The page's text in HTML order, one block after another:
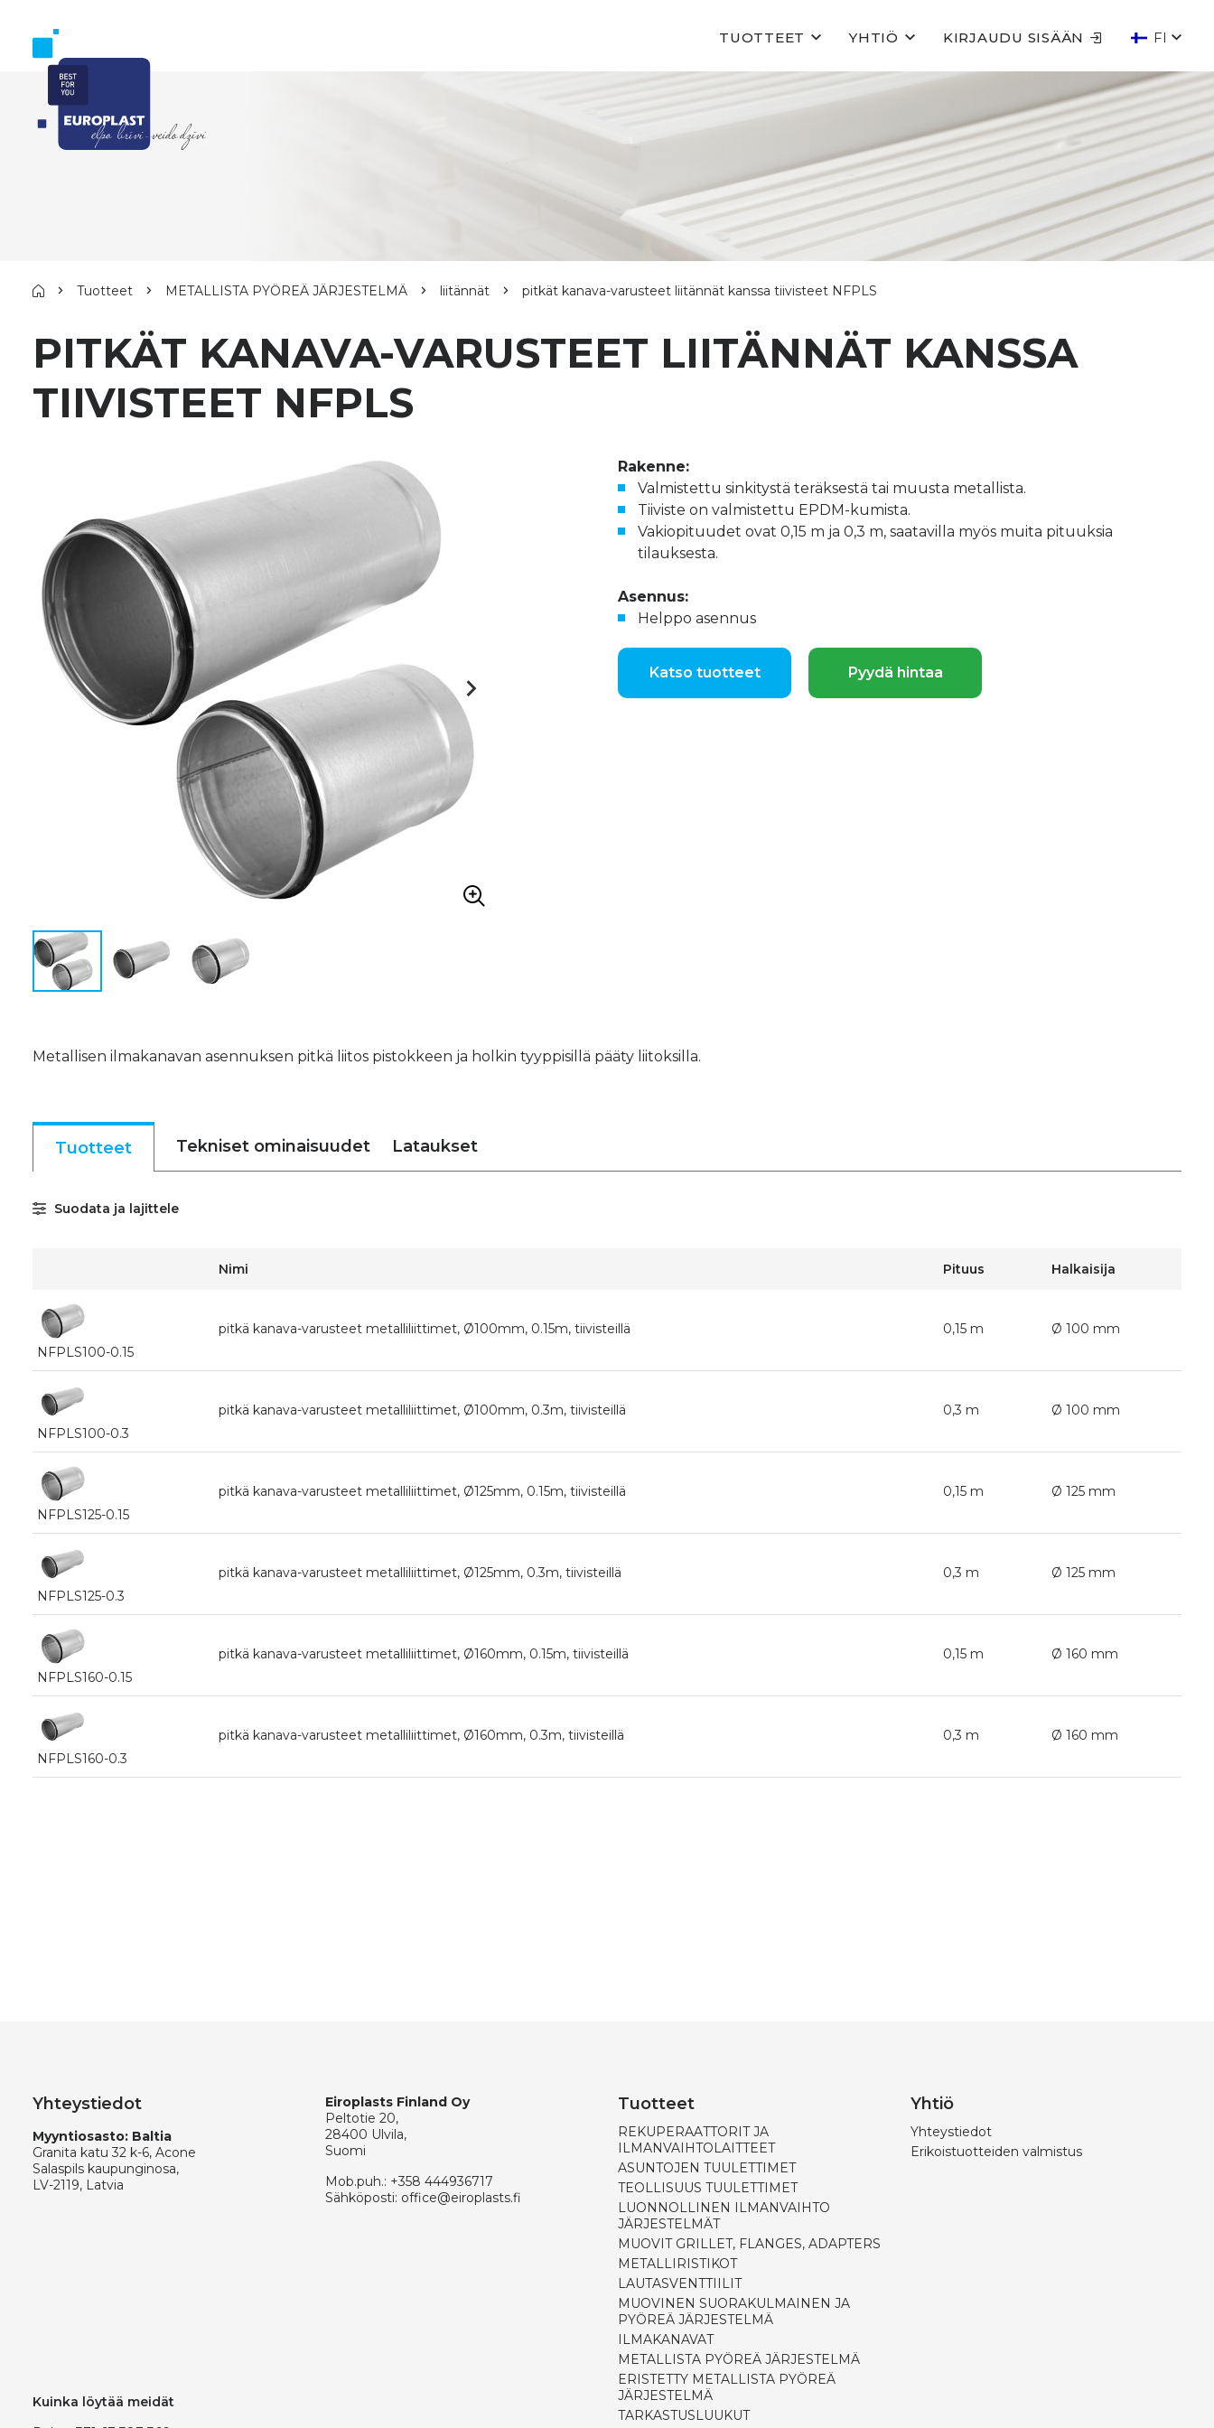
TUOTTEET YHTIÖ KIRJAUDU SISÄÄN FI
Tuotteet METALLISTA PYÖREÄ JÄRJESTELMÄ liitännät pitkät kanava-varusteet liitännät kanssa tiivisteet NFPLS
PITKÄT KANAVA-VARUSTEET LIITÄNNÄT KANSSA
TIIVISTEET NFPLS
Rakenne:
Valmistettu sinkitystä teräksestä tai muusta metallista.
Tiiviste on valmistettu EPDM-kumista.
Vakiopituudet ovat 0,15 m ja 0,3 m, saatavilla myös muita pituuksia
tilauksesta.
Asennus:
Helppo asennus
Katso tuotteet Pyydä hintaa
Metallisen ilmakanavan asennuksen pitkä liitos pistokkeen ja holkin tyyppisillä pääty liitoksilla.
Tuotteet Tekniset ominaisuudet Lataukset
Suodata ja lajittele
Nimi Pituus Halkaisija
NFPLS100-0.15
pitkä kanava-varusteet metalliliittimet, Ø100mm, 0.15m, tiivisteillä 0,15 m Ø 100 mm
NFPLS100-0.3
pitkä kanava-varusteet metalliliittimet, Ø100mm, 0.3m, tiivisteillä 0,3 m Ø 100 mm
NFPLS125-0.15
pitkä kanava-varusteet metalliliittimet, Ø125mm, 0.15m, tiivisteillä 0,15 m Ø 125 mm
NFPLS125-0.3
pitkä kanava-varusteet metalliliittimet, Ø125mm, 0.3m, tiivisteillä 0,3 m Ø 125 mm
NFPLS160-0.15
pitkä kanava-varusteet metalliliittimet, Ø160mm, 0.15m, tiivisteillä 0,15 m Ø 160 mm
NFPLS160-0.3
pitkä kanava-varusteet metalliliittimet, Ø160mm, 0.3m, tiivisteillä 0,3 m Ø 160 mm
Yhteystiedot
Myyntiosasto: Baltia
Granita katu 32 k-6, Acone
Salaspils kaupunginosa,
LV-2119, Latvia
Kuinka löytää meidät
Eiroplasts Finland Oy
Peltotie 20,
28400 Ulvila,
Suomi
Mob.puh.: +358 444936717
Sähköposti: office@eiroplasts.fi
Tuotteet
REKUPERAATTORIT JA
ILMANVAIHTOLAITTEET
ASUNTOJEN TUULETTIMET
TEOLLISUUS TUULETTIMET
LUONNOLLINEN ILMANVAIHTO
JÄRJESTELMÄT
MUOVIT GRILLET, FLANGES, ADAPTERS
METALLIRISTIKOT
LAUTASVENTTIILIT
MUOVINEN SUORAKULMAINEN JA
PYÖREÄ JÄRJESTELMÄ
ILMAKANAVAT
METALLISTA PYÖREÄ JÄRJESTELMÄ
ERISTETTY METALLISTA PYÖREÄ
JÄRJESTELMÄ
TARKASTUSLUUKUT
Yhtiö
Yhteystiedot
Erikoistuotteiden valmistus